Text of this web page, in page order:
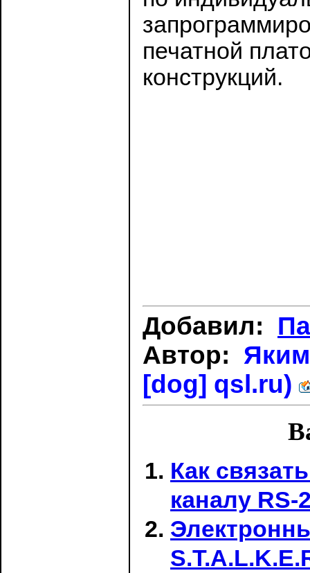
печатной
конструкций.
Добавил:
Автор:
[dog] qsl.ru)
Как
каналу RS-